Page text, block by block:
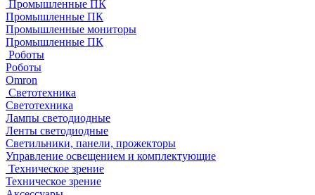
Промышленные ПК
Промышленные ПК
Промышленные мониторы
Промышленные ПК
Роботы
Роботы
Omron
Светотехника
Светотехника
Лампы светодиодные
Ленты светодиодные
Светильники, панели, прожекторы
Управление освещением и комплектующие
Техническое зрение
Техническое зрение